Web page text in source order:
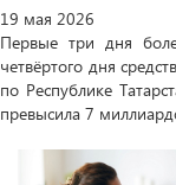
19 мая 2026
Первые три дня
четвёртого дня
по Республике
превысила 7